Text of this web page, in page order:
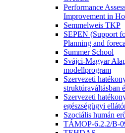
Performance
Improvement in
Semmelweis TKP
SEPEN (Support
Planning and
Summer School
Svájci-Magyar
modellprogram
Szervezeti
struktúraváltásban
Szervezeti
egészségügyi
Szociális humán
TÁMOP-6.2.2/B-